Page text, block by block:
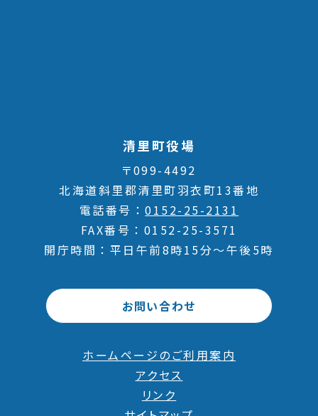
清里町役場
〒099-4492
北海道斜里郡清里町羽衣町13番地
電話番号
0152-25-2131
FAX番号
0152-25-3571
開庁時間
平日午前8時15分～午後5時
お問い合わせ
ホームページのご利用案内
アクセス
リンク